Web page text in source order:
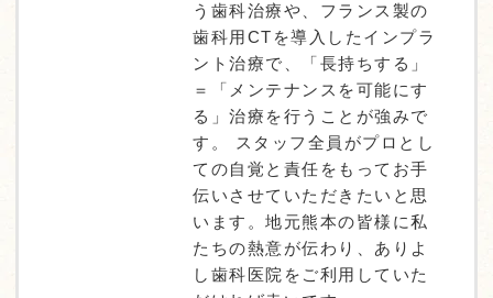
う歯科治療や、フランス製の
歯科用CTを導入したインプラ
ント治療で、「長持ちする」
＝「メンテナンスを可能にす
る」治療を行うことが強みで
す。 スタッフ全員がプロとし
ての自覚と責任をもってお手
伝いさせていただきたいと思
います。地元熊本の皆様に私
たちの熱意が伝わり、ありよ
し歯科医院をご利用していた